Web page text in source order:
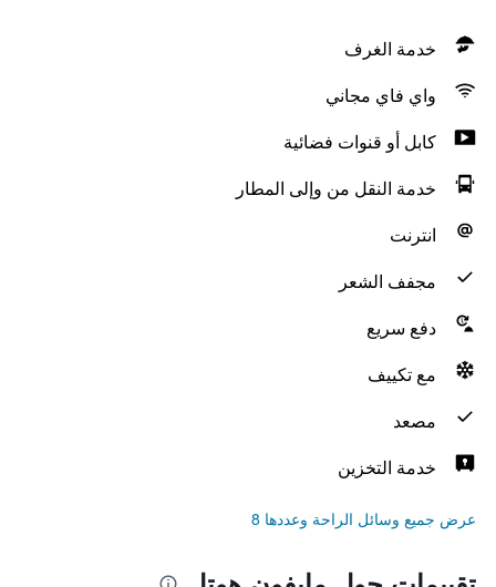
خدمة الغرف
واي فاي مجاني
كابل أو قنوات فضائية
خدمة النقل من وإلى المطار
انترنت
مجفف الشعر
دفع سريع
مع تكييف
مصعد
خدمة التخزين
عرض جميع وسائل الراحة وعددها 8